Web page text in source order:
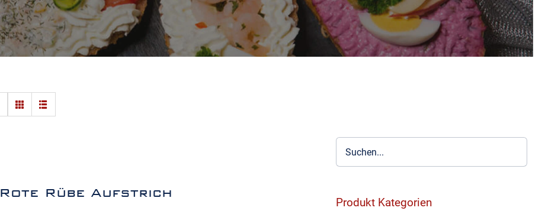
Rote Rübe Aufstrich
Produkt Kategorien